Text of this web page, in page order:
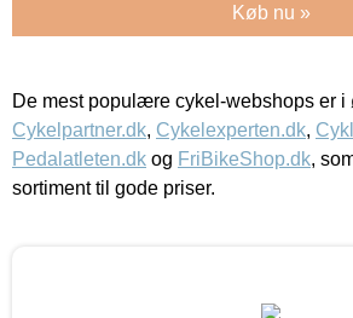
Køb nu »
De mest populære cykel-webshops er i
Cykelpartner.dk, Cykelexperten.dk,
Pedalatleten.dk og FriBikeShop.dk,
sortiment til gode priser.